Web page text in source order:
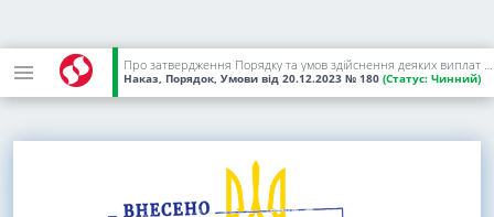
Про затвердження Порядку та умов здійснення деяких виплат особам начальницького складу Управління спеціальних операцій Національного антикорупційного бюро України та їх сім'ям під час дії воєнного стану
Наказ, Порядок, Умови від 20.12.2023 № 180 (Статус: Чинний)